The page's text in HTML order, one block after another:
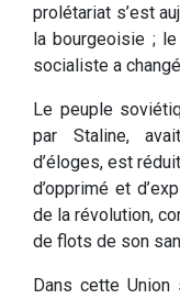
prolétariat s’est
la bourgeoisie ;
socialiste a
Le peuple
par Staline,
d’éloges, est
d’opprimé et
de la révolution,
de flots de son
Dans cette